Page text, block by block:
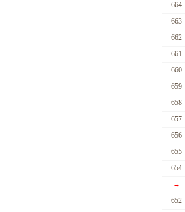
664
663
662
661
660
659
658
657
656
655
654
→
652